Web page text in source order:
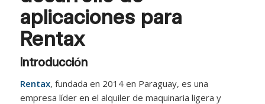
aplicaciones para
Rentax
Introducción
Rentax, fundada en 2014 en Paraguay, es una
empresa líder en el alquiler de maquinaria ligera y